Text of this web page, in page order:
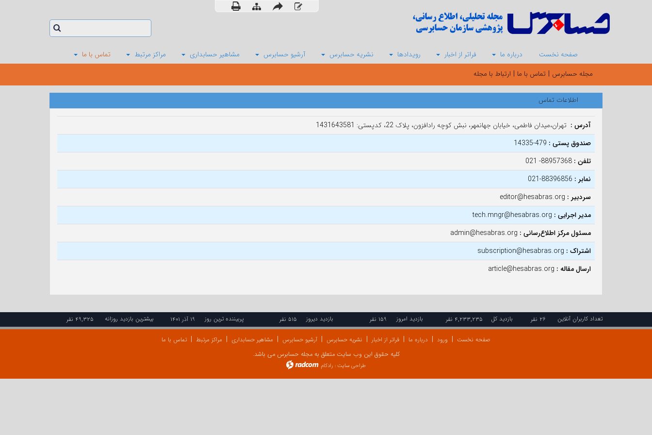
صفحه نخست درباره ما فراتر از اخبار رویدادها نشریه حسابرس آرشیو حسابرس مشاهیر حسابداری مراکز مرتبط
تماس با ما
مجله حسابرس | تماس با ما | ارتباط با مجله
اطلاعات تماس
آدرس : تهران،میدان فاطمی، خیابان جهانمهر، نبش کوچه رادافزون، پلاک 22، کدپستی: 1431643581
صندوق پستی :
تلفن : 88957368- 021
نمابر : 88396856-021
سردبیر : editor@hesabras.org
مدیر اجرایی :
مسئول مرکز اطلاع‌رسانی : admin@hesabras.org
اشتراک : subscription@hesabras.org
ارسال مقاله :
تعداد کاربران آنلاین ۲۶ نفر بازدید کل ۴,۲۳۳,۲۳۵ نفر بازدید امروز ۱۵۹ نفر بازدید دیروز ۵۱۵ نفر پربیننده ترین روز ۱۹ آذر ۱۴۰۱ بیشترین بازدید روزانه ۴۹,۳۲۵ نفر
صفحه نخست ورود درباره ما فراتر از اخبار نشریه حسابرس آرشیو حسابرس مشاهیر حسابداری مراکز مرتبط تماس با ما
کلیه حقوق این وب سایت متعلق به مجله حسابرس می باشد.
طراحی سایت : رادکام radcom